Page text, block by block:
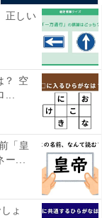
正しい
？ 空
「皇
...
ょ